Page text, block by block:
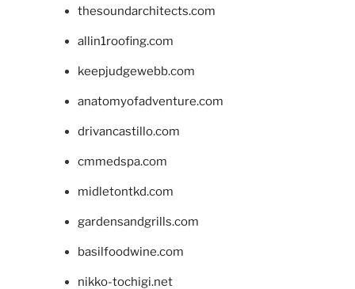
thesoundarchitects.com
allin1roofing.com
keepjudgewebb.com
anatomyofadventure.com
drivancastillo.com
cmmedspa.com
midletontkd.com
gardensandgrills.com
basilfoodwine.com
nikko-tochigi.net